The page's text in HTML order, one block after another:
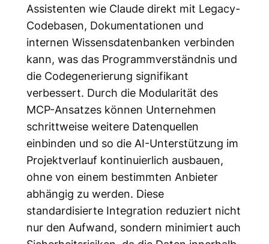
Assistenten wie Claude direkt mit Legacy-
Codebasen, Dokumentationen und
internen Wissensdatenbanken verbinden
kann, was das Programmverständnis und
die Codegenerierung signifikant
verbessert. Durch die Modularität des
MCP-Ansatzes können Unternehmen
schrittweise weitere Datenquellen
einbinden und so die AI-Unterstützung im
Projektverlauf kontinuierlich ausbauen,
ohne von einem bestimmten Anbieter
abhängig zu werden. Diese
standardisierte Integration reduziert nicht
nur den Aufwand, sondern minimiert auch